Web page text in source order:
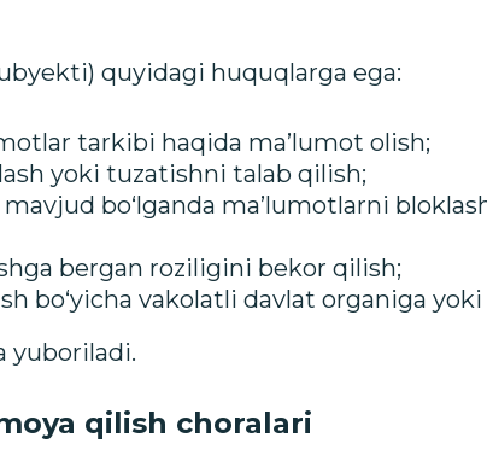
qilish choralari
yuboriladi.
tarkibi haqida ma’lumot olish;
yoki tuzatishni talab qilish;
bo‘lganda ma’lumotlarni
bergan roziligini bekor qilish;
bo‘yicha vakolatli davlat organiga
quyidagi huquqlarga ega: